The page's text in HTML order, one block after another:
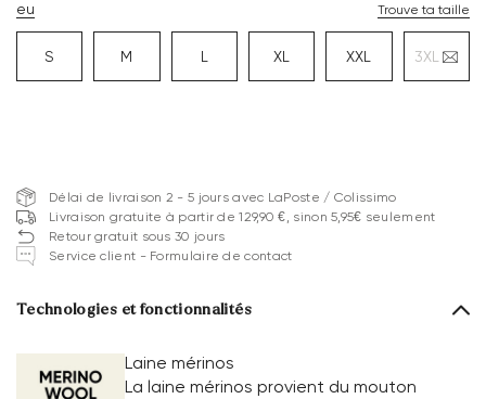
eu Trouve ta taille
S M L XL XXL 3XL
Délai de livraison 2 - 5 jours avec LaPoste / Colissimo
Livraison gratuite à partir de 129,90 €, sinon 5,95€ seulement
Retour gratuit sous 30 jours
Service client - Formulaire de contact
Technologies et fonctionnalités
Laine mérinos
La laine mérinos provient du mouton